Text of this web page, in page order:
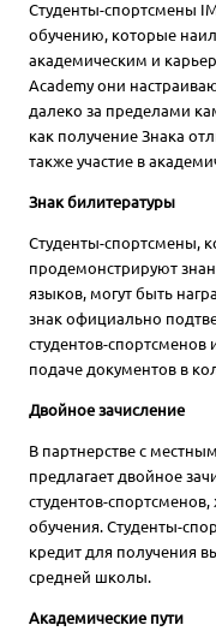
Студенты-спортсмены
обучению, которые
академическим и
Academy они
далеко за пределами
как получение Знака
также участие в
Знак билитературы
Студенты-спортсмены,
продемонстрируют
языков, могут быть
знак официально
студентов-
подаче документов в
Двойное зачисление
В партнерстве с
предлагает двойное
студентов-
обучения. Студенты-
кредит для получения
средней школы.
Академические пути